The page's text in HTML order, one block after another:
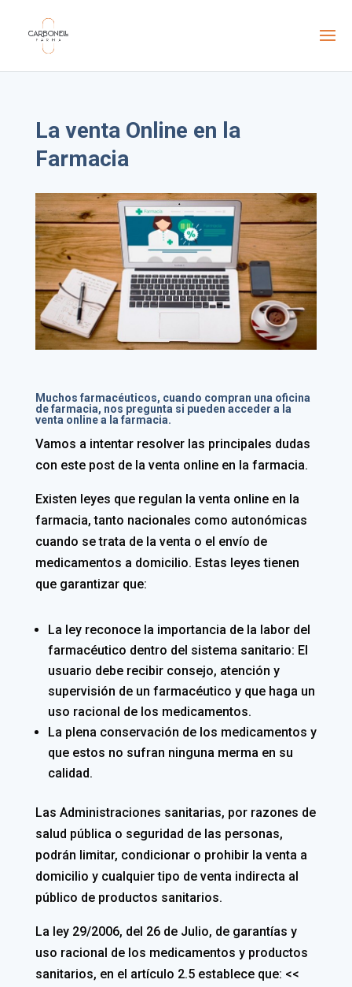
La venta Online en la
Farmacia
Muchos farmacéuticos, cuando compran una oficina
de farmacia, nos pregunta si pueden acceder a la
venta online a la farmacia.
Vamos a intentar resolver las principales dudas
con este post de la venta online en la farmacia.
Existen leyes que regulan la venta online en la
farmacia, tanto nacionales como autonómicas
cuando se trata de la venta o el envío de
medicamentos a domicilio. Estas leyes tienen
que garantizar que:
La ley reconoce la importancia de la labor del
farmacéutico dentro del sistema sanitario: El
usuario debe recibir consejo, atención y
supervisión de un farmacéutico y que haga un
uso racional de los medicamentos.
La plena conservación de los medicamentos y
que estos no sufran ninguna merma en su
calidad.
Las Administraciones sanitarias, por razones de
salud pública o seguridad de las personas,
podrán limitar, condicionar o prohibir la venta a
domicilio y cualquier tipo de venta indirecta al
público de productos sanitarios.
La ley 29/2006, del 26 de Julio, de garantías y
uso racional de los medicamentos y productos
sanitarios, en el artículo 2.5 establece que: <<